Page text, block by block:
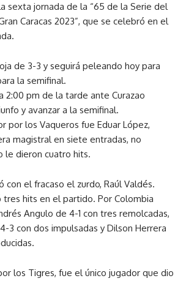
sexta jornada de la “65 de la Serie del
Caracas 2023”, que se celebró en el
de 3-3 y seguirá peleando hoy para
la semifinal.
2:00 pm de la tarde ante Curazao
y avanzar a la semifinal.
por los Vaqueros fue Eduar López,
magistral en siete entradas, no
le dieron cuatro hits.
con el fracaso el zurdo, Raúl Valdés.
tres hits en el partido. Por Colombia
Angulo de 4-1 con tres remolcadas,
3 con dos impulsadas y Dilson Herrera
los Tigres, fue el único jugador que dio